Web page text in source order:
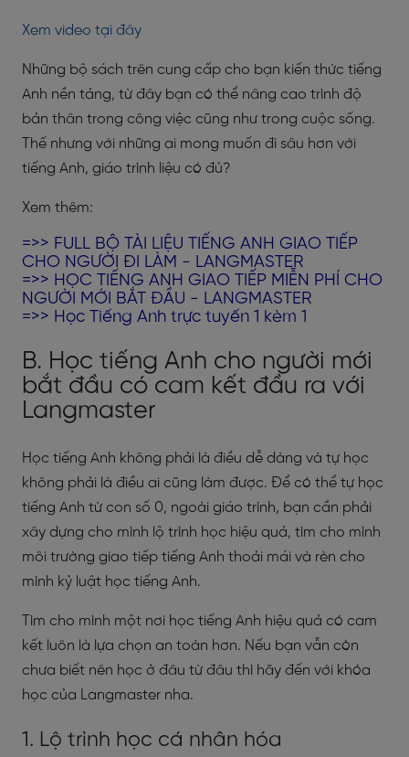
Xem video tại đây
Những bộ sách trên cung cấp cho bạn kiến thức tiếng
Anh nền tảng, từ đây bạn có thể nâng cao trình độ
bản thân trong công việc cũng như trong cuộc sống.
Thế nhưng với những ai mong muốn đi sâu hơn với
tiếng Anh, giáo trình liệu có đủ?
Xem thêm:
=>> FULL BỘ TÀI LIỆU TIẾNG ANH GIAO TIẾP
CHO NGƯỜI ĐI LÀM - LANGMASTER
=>> HỌC TIẾNG ANH GIAO TIẾP MIỄN PHÍ CHO
NGƯỜI MỚI BẮT ĐẦU - LANGMASTER
=>> Học Tiếng Anh trực tuyến 1 kèm 1
B. Học tiếng Anh cho người mới
bắt đầu có cam kết đầu ra với
Langmaster
Học tiếng Anh không phải là điều dễ dàng và tự học
không phải là điều ai cũng làm được. Để có thể tự học
tiếng Anh từ con số 0, ngoài giáo trình, bạn cần phải
xây dựng cho mình lộ trình học hiệu quả, tìm cho mình
môi trường giao tiếp tiếng Anh thoải mái và rèn cho
mình kỷ luật học tiếng Anh.
Tìm cho mình một nơi học tiếng Anh hiệu quả có cam
kết luôn là lựa chọn an toàn hơn. Nếu bạn vẫn còn
chưa biết nên học ở đâu từ đâu thì hãy đến với khóa
học của Langmaster nha.
1. Lộ trình học cá nhân hóa